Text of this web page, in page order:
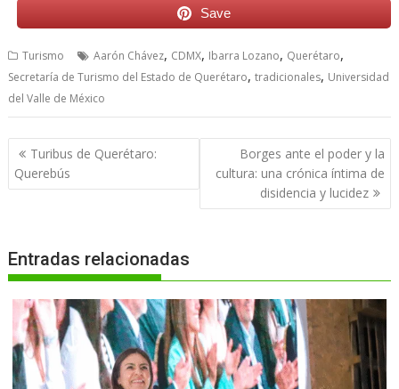
Save
Turismo Aarón Chávez, CDMX, Ibarra Lozano, Querétaro,
Secretaría de Turismo del Estado de Querétaro,tradicionales, Universidad
del Valle de México
Navegación
de
entradas
Turibus de Querétaro:
Querebús
Borges ante el poder y la
cultura: una crónica íntima de
disidencia y lucidez
Entradas relacionadas